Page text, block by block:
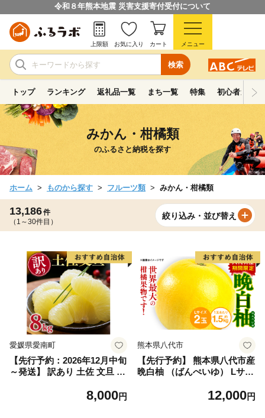
令和８年熊本地震 災害支援寄付受付について
検索
上限額 お気に入り カート メニュー
トップ ランキング 返礼品一覧 まち一覧 特集 初心者ガイド
みかん・柑橘類
のふるさと納税を探す
ホーム ものから探す フルーツ類 みかん・柑橘類
13,186件
（1～30件目）
絞り込み・並び替え
愛媛県愛南町
【先行予約：2026年12月中旬
～発送】 訳あり 土佐 文旦 8k
ス) 8000円 わけあり ぶんたん
8,000円
熊本県八代市
【先行予約】 熊本県八代市産
晩白柚 （ばんぺいゆ） Lサイ
もの フルーツ おやつ 特産 熊
12,000円